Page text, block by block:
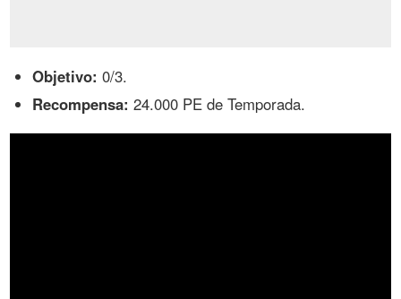
Objetivo: 0/3.
Recompensa: 24.000 PE de Temporada.